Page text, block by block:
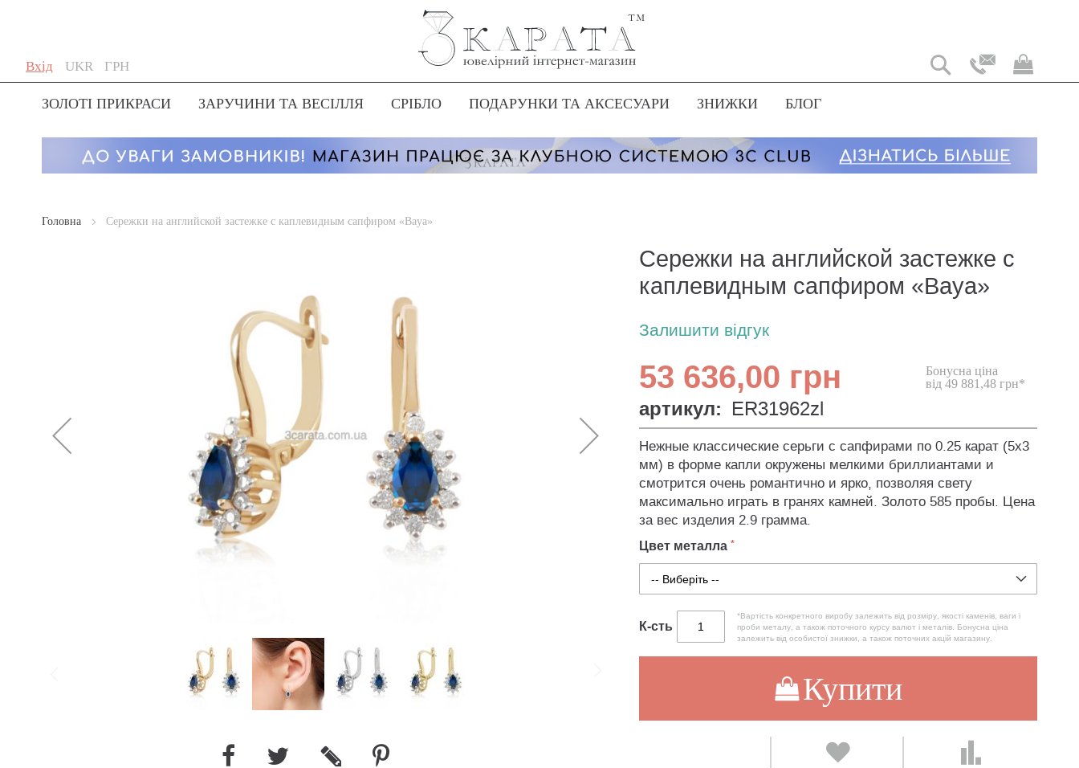
Вхід
Skip
to
Content
Мова
UKR
Мій
Валюта
ГРН
ЗОЛОТІ ПРИКРАСИ ЗАРУЧИНИ ТА ВЕСІЛЛЯ СРІБЛО ПОДАРУНКИ ТА АКСЕСУАРИ ЗНИЖКИ БЛОГ
Головна Сережки на английской застежке с каплевидным сапфиром «Baya»
Сережки на английской застежке с
каплевидным сапфиром «Baya»
Залишити відгук
53 636,00 грн
Бонусна ціна
від 49 881,48 грн*
артикул: ER31962zl
Нежные классические серьги с сапфирами по 0.25 карат (5х3
мм) в форме капли окружены мелкими бриллиантами и
смотрится очень романтично и ярко, позволяя свету
максимально играть в гранях камней. Золото 585 пробы. Цена
за вес изделия 2.9 грамма.
Цвет металла
К-сть
*Вартість конкретного виробу залежить від розміру, якості каменів, ваги і
проби металу, а також поточного курсу валют і металів. Бонусна ціна
залежить від особистої знижки, а також поточних акцій магазину.
Купити